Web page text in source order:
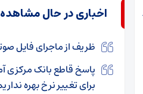
اخباری در حال
ظریف از ماجرای فایل
پاسخ قاطع بانک مرکزی
برای تغییر نرخ بهره